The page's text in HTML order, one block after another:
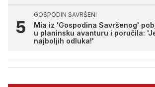
GOSPODIN SAVRŠENI
Mia iz 'Gospodina Savršenog'
u planinsku avanturu i poručila:
najboljih odluka!'